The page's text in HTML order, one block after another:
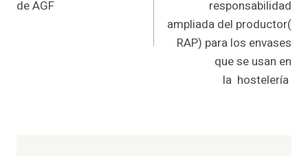
de AGF
responsabilidad
ampliada del productor(
RAP) para los envases
que se usan en
la hostelería